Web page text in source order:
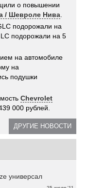
о повышении
/ Шевроле Нива
подорожали на
подорожали на 5
на автомобиле
на
подушки
Chevrolet
000 рублей.
ДРУГИЕ НОВОСТИ
универсал